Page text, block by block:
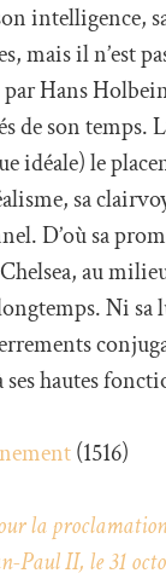
intelligence,
mais il n’est
de son temps.
idéale) le
sa
D’où sa
au
Ni
hautes
(1516)
la
Paul II, le 31